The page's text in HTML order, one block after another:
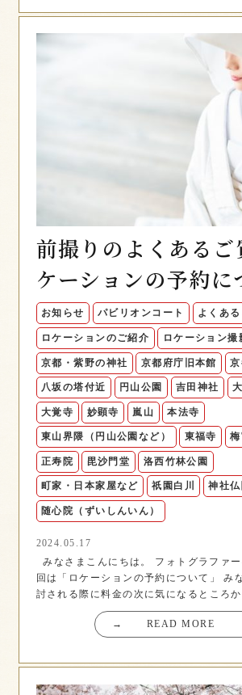
前撮りのよくあるご
ケーションの予約に
お知らせ パビリオンコート よくあ
ロケーションのご紹介 ロケーション撮
京都・紫野の神社 京都府庁旧本館
八坂の塔付近 円山公園 吉田神社
大覚寺 妙顕寺 嵐山 本法寺
東山界隈（円山公園など） 東福寺
正寿院 毘沙門堂 洛西竹林公園
町家・日本家屋など 祇園白川 神社仏
随心院（ずいしんいん）
2024.05.17
みなさまこんにちは。 フォトグラフ
回は「ロケーションの予約について」 み
討される際に料金の次に気になるところ
→ READ MORE